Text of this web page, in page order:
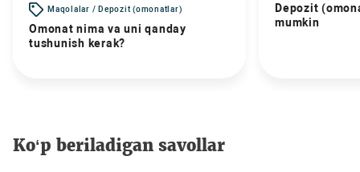
Maqolalar / Depozit (omonatlar)
Omonat nima va uni qanday
tushunish kerak?
Depozit
mumkin
Ko‘p beriladigan savollar